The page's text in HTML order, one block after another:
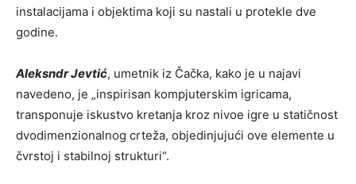
instalacijama i objektima koji su nastali u protekle dve
godine.
Aleksndr Jevtić, umetnik iz Čačka, kako je u najavi
navedeno, je „inspirisan kompjuterskim igricama,
transponuje iskustvo kretanja kroz nivoe igre u statičnost
dvodimenzionalnog crteža, objedinjujući ove elemente u
čvrstoj i stabilnoj strukturi“.